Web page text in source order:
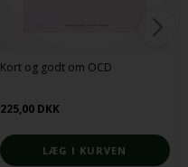
Kort og godt om OCD
225,00 DKK